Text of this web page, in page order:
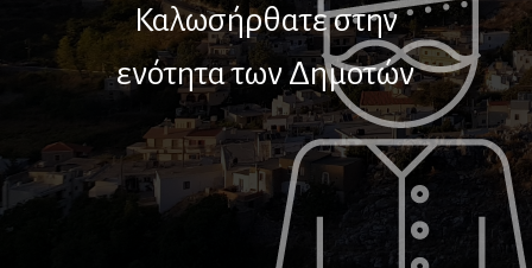
Καλωσήρθατε στην
ενότητα των Δημοτών